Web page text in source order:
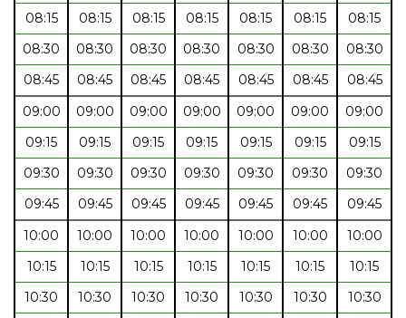
08:15
08:15 08:15 08:15 08:15 08:15
08:15
08:30
08:30 08:30 08:30 08:30 08:30
08:30
08:45
08:45 08:45 08:45 08:45 08:45
08:45
09:00
09:00 09:00 09:00 09:00 09:00
09:00
09:15
09:15 09:15 09:15 09:15 09:15
09:15
09:30
09:30 09:30 09:30 09:30 09:30
09:30
09:45
09:45 09:45 09:45 09:45 09:45
09:45
10:00
10:00 10:00 10:00 10:00 10:00
10:00
10:15
10:15 10:15 10:15 10:15 10:15
10:15
10:30
10:30 10:30 10:30 10:30 10:30
10:30